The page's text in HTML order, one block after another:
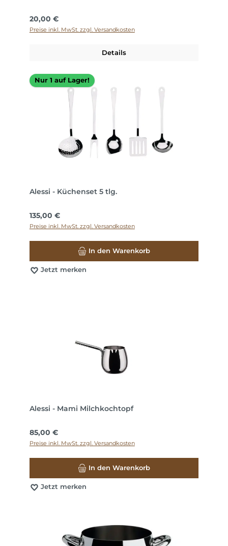
Regulärer Preis:
20,00 €
Preise inkl. MwSt. zzgl. Versandkosten
Details
Nur 1 auf Lager!
Alessi - Küchenset 5 tlg.
Regulärer Preis:
135,00 €
Preise inkl. MwSt. zzgl. Versandkosten
In den Warenkorb
Jetzt merken
Alessi - Mami Milchkochtopf
Regulärer Preis:
85,00 €
Preise inkl. MwSt. zzgl. Versandkosten
In den Warenkorb
Jetzt merken